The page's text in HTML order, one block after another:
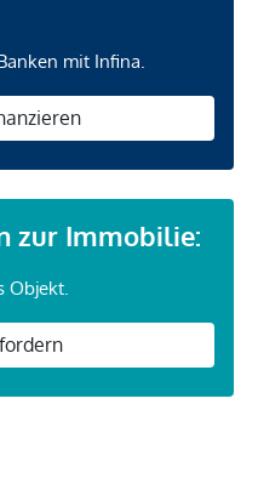
mit Infina.
zur Immobilie:
Objekt.